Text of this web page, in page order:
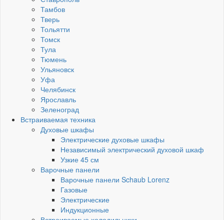
Тамбов
Тверь
Тольятти
Томск
Тула
Тюмень
Ульяновск
Уфа
Челябинск
Ярославль
Зеленоград
Встраиваемая техника
Духовые шкафы
Электрические духовые шкафы
Независимый электрический духовой шкаф
Узкие 45 см
Варочные панели
Варочные панели Schaub Lorenz
Газовые
Электрические
Индукционные